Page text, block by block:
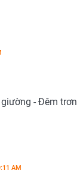
- Đêm trơn
AM